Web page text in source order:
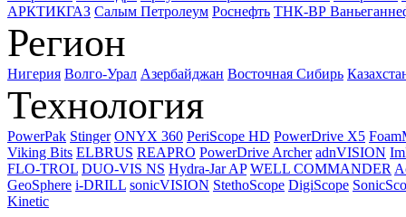
АРКТИКГАЗ Салым Петролеум Роснефть ТНК-ВР
Регион
Нигерия Волго-Урал Азербайджан Восточная Сибирь
Технология
PowerPak Stinger ONYX 360 PeriScope HD PowerDrive X5
Viking Bits ELBRUS REAPRO PowerDrive Archer adnVISION
FLO-TROL DUO-VIS NS Hydra-Jar AP WELL COMMANDER
GeoSphere i-DRILL sonicVISION StethoScope DigiScope
Kinetic